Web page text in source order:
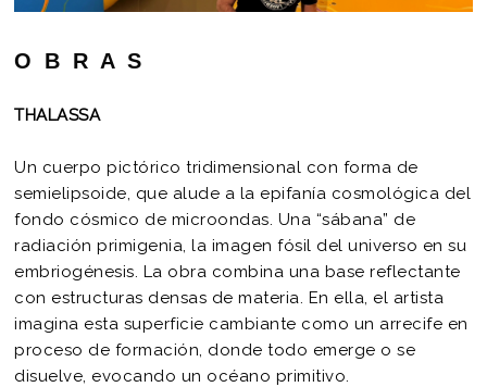
O B R A S
THALASSA
Un cuerpo pictórico tridimensional con forma de
semielipsoide, que alude a la epifanía cosmológica del
fondo cósmico de microondas. Una “sábana” de
radiación primigenia, la imagen fósil del universo en su
embriogénesis. La obra combina una base reflectante
con estructuras densas de materia. En ella, el artista
imagina esta superficie cambiante como un arrecife en
proceso de formación, donde todo emerge o se
disuelve, evocando un océano primitivo.